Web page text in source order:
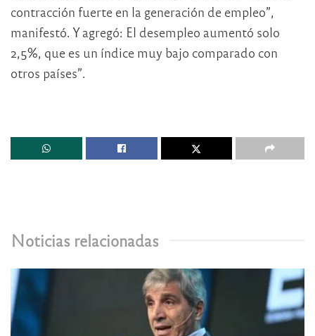
contracción fuerte en la generación de empleo”,
manifestó. Y agregó: El desempleo aumentó solo
2,5%, que es un índice muy bajo comparado con
otros países”.
Noticias relacionadas